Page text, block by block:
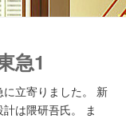
急1
立寄りました。 新
は隈研吾氏。 ま